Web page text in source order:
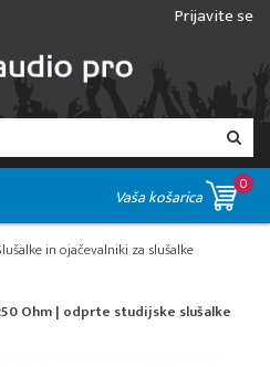
Prijavite se
Vaša košarica
0
in ojačevalniki za slušalke
250 Ohm | odprte studijske slušalke